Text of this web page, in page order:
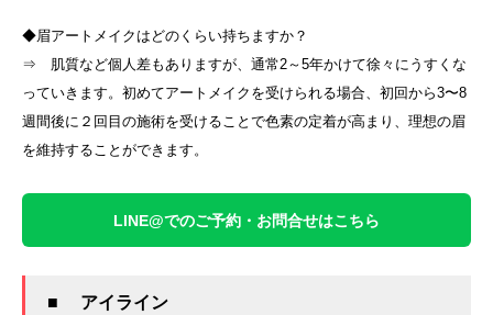
◆眉アートメイクはどのくらい持ちますか？
⇒ 肌質など個人差もありますが、通常2～5年かけて徐々にうすくな
っていきます。初めてアートメイクを受けられる場合、初回から3〜8
週間後に２回目の施術を受けることで色素の定着が高まり、理想の眉
を維持することができます。
LINE@でのご予約・お問合せはこちら
■ アイライン